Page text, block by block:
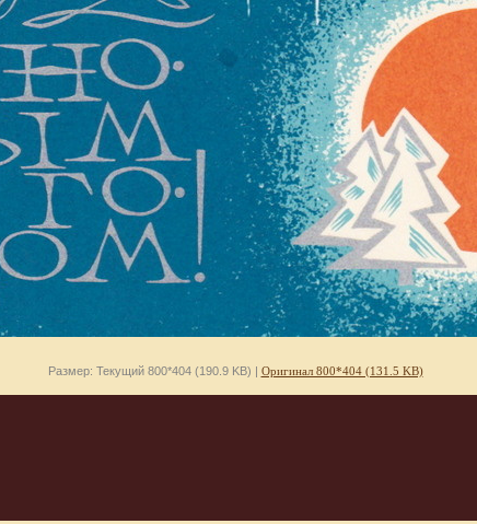
Размер: Текущий 800*404 (190.9 KB) | Оригинал 800*404 (131.5 KB)